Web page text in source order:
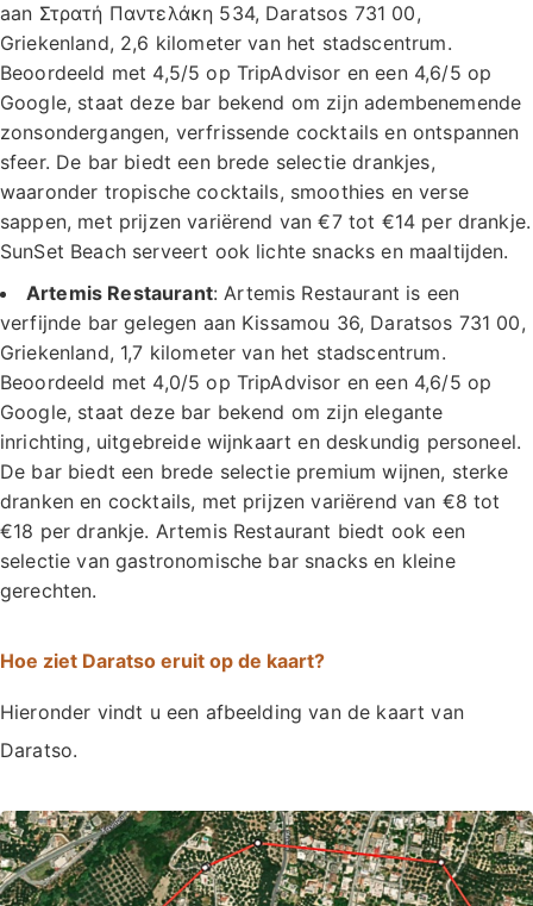
aan Στρατή Παντελάκη 534, Daratsos 731 00,
Griekenland, 2,6 kilometer van het stadscentrum.
Beoordeeld met 4,5/5 op TripAdvisor en een 4,6/5 op
Google, staat deze bar bekend om zijn adembenemende
zonsondergangen, verfrissende cocktails en ontspannen
sfeer. De bar biedt een brede selectie drankjes,
waaronder tropische cocktails, smoothies en verse
sappen, met prijzen variërend van €7 tot €14 per drankje.
SunSet Beach serveert ook lichte snacks en maaltijden.
Artemis Restaurant: Artemis Restaurant is een
verfijnde bar gelegen aan Kissamou 36, Daratsos 731 00,
Griekenland, 1,7 kilometer van het stadscentrum.
Beoordeeld met 4,0/5 op TripAdvisor en een 4,6/5 op
Google, staat deze bar bekend om zijn elegante
inrichting, uitgebreide wijnkaart en deskundig personeel.
De bar biedt een brede selectie premium wijnen, sterke
dranken en cocktails, met prijzen variërend van €8 tot
€18 per drankje. Artemis Restaurant biedt ook een
selectie van gastronomische bar snacks en kleine
gerechten.
Hoe ziet Daratso eruit op de kaart?
Hieronder vindt u een afbeelding van de kaart van
Daratso.